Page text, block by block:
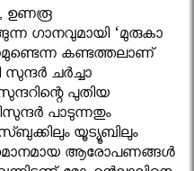
ഉണരൂ
ഗാനവുമായി ‘മുരുകാ
കണ്ടത്തലാണ്
ചര്‍ച്ചാ
പുതിയ
പാടുന്നതും
യൂട്യൂബിലും
സമാനമായ ആരോപണങ്ങള്‍